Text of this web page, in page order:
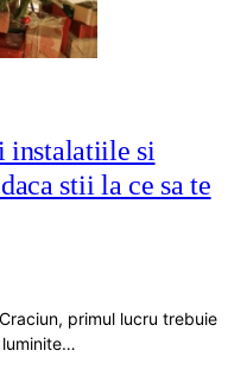
instalatiile si
stii la ce sa te
primul lucru trebuie